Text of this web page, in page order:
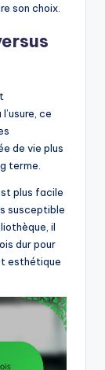
son choix.
ce
de vie plus
terme.
plus facile
susceptible
il
dur pour
esthétique